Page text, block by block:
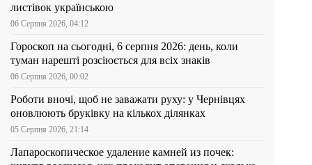
листівок українською
06 Серпня 2026, 04:12
Гороскоп на сьогодні, 6 серпня 2026: день, коли
туман нарешті розсіюється для всіх знаків
06 Серпня 2026, 00:02
Роботи вночі, щоб не заважати руху: у Чернівцях
оновлюють бруківку на кількох ділянках
05 Серпня 2026, 21:14
Лапароскопическое удаление камней из почек: